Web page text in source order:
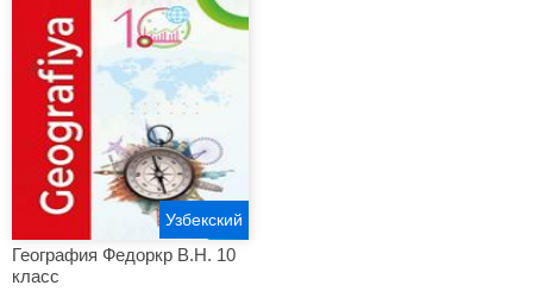
География Федоркр В.Н. 10
класс
Узбекский